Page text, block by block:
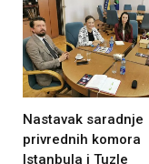
Nastavak saradnje
privrednih komora
Istanbula i Tuzle